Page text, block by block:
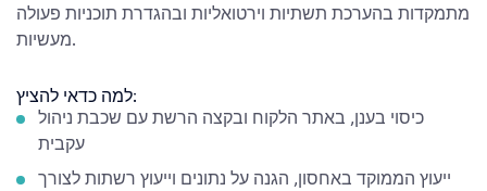
מתמקדות בהערכת תשתיות וירטואליות ובהגדרת תוכניות פעולה
מעשיות.
למה כדאי להציץ:
כיסוי בענן, באתר הלקוח ובקצה הרשת עם שכבת ניהול
עקבית
ייעוץ הממוקד באחסון, הגנה על נתונים וייעוץ רשתות לצורך